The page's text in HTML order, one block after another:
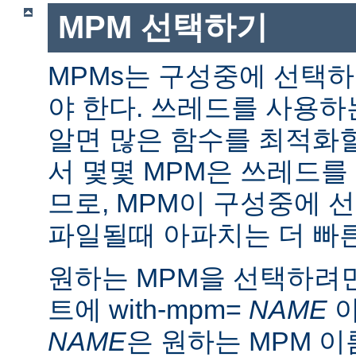
MPM 선택하기
MPMs는 구성중에 선택
야 한다. 쓰레드를 사용
알면 많은 함수를 최적화
서 몇몇 MPM은 쓰레드
므로, MPM이 구성중에
파일될때 아파치는 더 빠
원하는 MPM을 선택하려
트에 with-mpm= NAME
NAME은 원하는 MPM 이